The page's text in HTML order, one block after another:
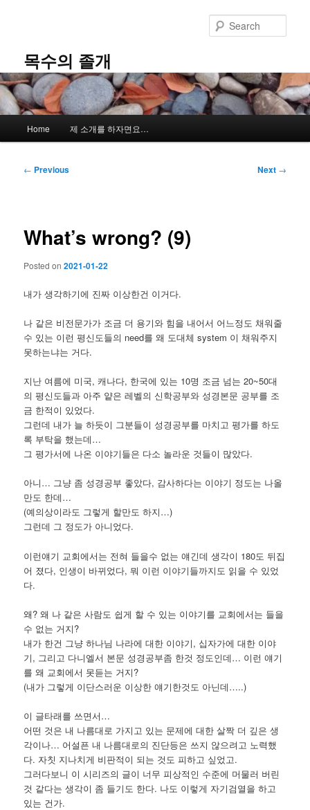
content목수의 졸개
Home 제 소개를 하자면요…
Post
← Previous Next →
What’s wrong? (9)
Posted on2021-01-22
내가 생각하기에 진짜 이상한건 이거다.
나 같은 비전문가가 조금 더 용기와 힘을 내어서 어느정도 채워줄
수 있는 이런 평신도들의 need를 왜 도대체 system 이 채워주지
못하는냐는 거다.
지난 여름에 미국, 캐나다, 한국에 있는 10명 조금 넘는 20~50대
의 평신도들과 아주 얕은 레벨의 신학공부와 성경본문 공부를 조
금 한적이 있었다.
그런데 내가 늘 하듯이 그분들이 성경공부를 마치고 평가를 하도
록 부탁을 했는데…
그 평가서에 나온 이야기들은 다소 놀라운 것들이 많았다.
아니… 그냥 좀 성경공부 좋았다, 감사하다는 이야기 정도는 나올
만도 한데…
(예의상이라도 그렇게 할만도 하지…)
그런데 그 정도가 아니었다.
이런얘기 교회에서는 전혀 들을수 없는 얘긴데 생각이 180도 뒤집
어 졌다, 인생이 바뀌었다, 뭐 이런 이야기들까지도 읽을 수 있었
다.
왜? 왜 나 같은 사람도 쉽게 할 수 있는 이야기를 교회에서는 들을
수 없는 거지?
내가 한건 그냥 하나님 나라에 대한 이야기, 십자가에 대한 이야
기, 그리고 다니엘서 본문 성경공부좀 한것 정도인데… 이런 얘기
를 왜 교회에서 못듣는 거지?
(내가 그렇게 이단스러운 이상한 얘기한것도 아닌데…..)
이 글타래를 쓰면서…
어떤 것은 내 나름대로 가지고 있는 문제에 대한 살짝 더 깊은 생
각이나… 어설픈 내 나름대로의 진단등은 쓰지 않으려고 노력했
다. 자칫 지나치게 비판적이 되는 것도 피하고 싶었고.
그러다보니 이 시리즈의 글이 너무 피상적인 수준에 머물러 버린
것 같다는 생각이 좀 들기도 한다. 나도 이렇게 자기검열을 하고
있는 건가.